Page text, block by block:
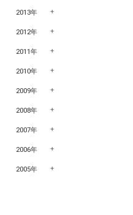
2013年
2012年
2011年
2010年
2009年
2008年
2007年
2006年
2005年